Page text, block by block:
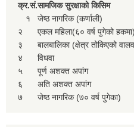
क्र.सं.सामजिक सुरक्षाको किसिम
१
जेष्ठ नागरिक (कर्णाली)
२
एकल महिला(६० वर्ष पुगेको हकमा)
३
बालबालिका (क्षेत्र तोकिएको
४
विधवा
५
पूर्ण अशक्त अपांग
६
अति अशक्त अपांग
७
जेष्ठ नागरिक (७० वर्ष पुगेका)